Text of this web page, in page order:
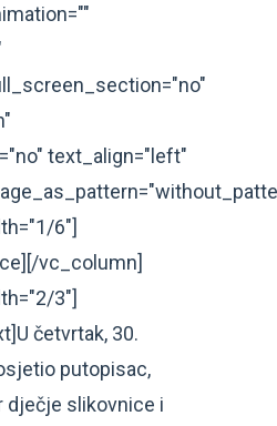
text_align="left"
6"]
vc_column]
3"]
četvrtak, 30.
putopisac,
dječje slikovnice i